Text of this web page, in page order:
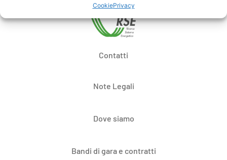
CookiePrivacy
Contatti
Note Legali
Dove siamo
Bandi di gara e contratti